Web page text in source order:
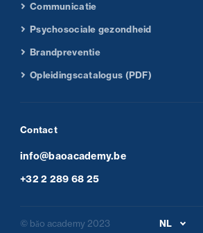
Communicatie
Psychosociale gezondheid
Brandpreventie
Opleidingscatalogus (PDF)
Contact
info@baoacademy.be
+32 2 289 68 25
© băo academy 2023 NL